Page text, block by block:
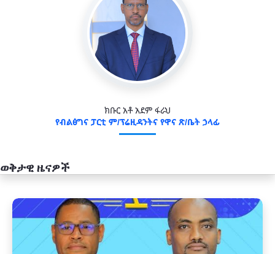
ክቡር አቶ አደም ፋራህ
የብልፅግና ፓርቲ ም/ፕሬዚዳንትና የዋና ጽ/ቤት ኃላፊ
ወቅታዊ ዜናዎች
አዲስ